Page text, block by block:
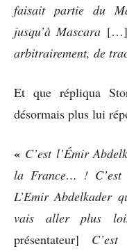
faisait partie du
jusqu’à Mascara
arbitrairement, de
Et que répliqua
désormais plus lui
« C’est l’Émir
la France… !
L’Emir
vais aller plus
présentateur]